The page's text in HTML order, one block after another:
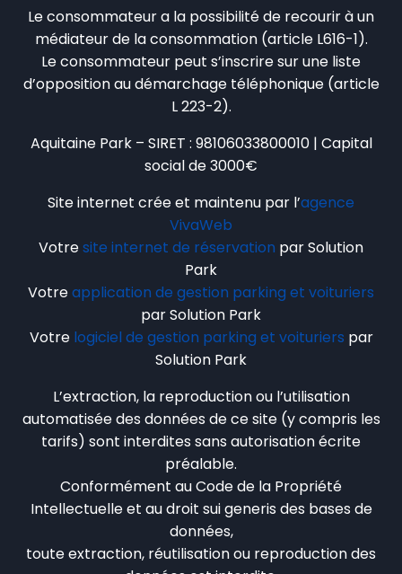
Le consommateur a la possibilité de recourir à un
médiateur de la consommation (article L616-1).
Le consommateur peut s’inscrire sur une liste
d’opposition au démarchage téléphonique (article
L 223-2).
Aquitaine Park – SIRET : 98106033800010 | Capital
social de 3000€
Site internet crée et maintenu par l’agence
VivaWeb
Votresite internet de réservation par Solution
Park
Votreapplication de gestion parking et voituriers
par Solution Park
Votre logiciel de gestion parking et voituriers par
Solution Park
L’extraction, la reproduction ou l’utilisation
automatisée des données de ce site (y compris les
tarifs) sont interdites sans autorisation écrite
préalable.
Conformément au Code de la Propriété
Intellectuelle et au droit sui generis des bases de
données,
toute extraction, réutilisation ou reproduction des